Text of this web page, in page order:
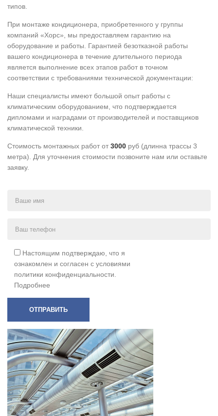
типов.
При монтаже кондиционера, приобретенного у группы
компаний «Хорс», мы предоставляем гарантию на
оборудование и работы. Гарантией безотказной работы
вашего кондиционера в течение длительного периода
является выполнение всех этапов работ в точном
соответствии с требованиями технической документации:
Наши специалисты имеют большой опыт работы с
климатическим оборудованием, что подтверждается
дипломами и наградами от производителей и поставщиков
климатической техники.
Стоимость монтажных работ от 3000 руб (длинна трассы 3
метра). Для уточнения стоимости позвоните нам или оставьте
заявку.
Настоящим подтверждаю, что я
ознакомлен и согласен с условиями
политики конфиденциальности.
Подробнее